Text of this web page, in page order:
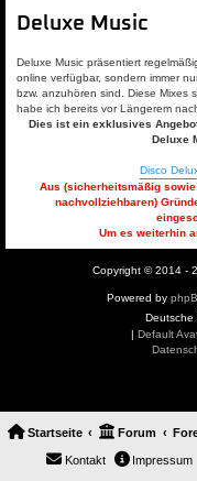
Deluxe Music
Deluxe Music präsentiert
online verfügbar, sondern immer
bzw. anzuhören sind. Diese Mixes
habe ich bereits vor Längerem
Dies ist ein exklusives
Deluxe
Disco
Aus (sicherheitsmäßig
nachvollziehbaren)
Um es weiterhin
Startseite Forum
Impressum
Kontakt
Copyright © 2014 -
Powered by
Deutsche
| Default